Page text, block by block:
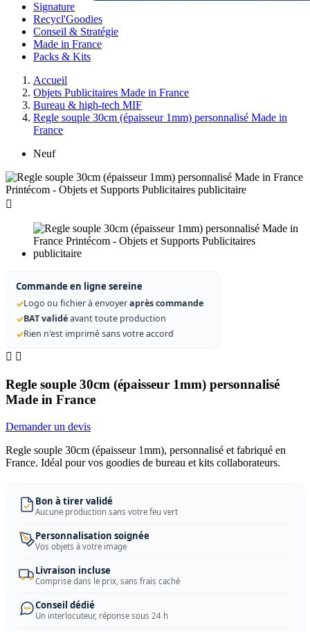
Signature
Recycl'Goodies
Conseil & Stratégie
Made in France
Packs & Kits
Accueil
Objets Publicitaires Made in France
Bureau & high-tech MIF
Regle souple 30cm (épaisseur 1mm) personnalisé Made in
France
Neuf

Commande en ligne sereine
✓Logo ou fichier à envoyeraprès commande
✓BAT validéavant toute production
✓Rien n'est imprimé sans votre accord
 
Regle souple 30cm (épaisseur 1mm) personnalisé
Made in France
Demander un devis
Regle souple 30cm (épaisseur 1mm), personnalisé et fabriqué en
France. Idéal pour vos goodies de bureau et kits collaborateurs.
Bon à tirer validé
Aucune production sans votre feu vert
Personnalisation soignée
Vos objets à votre image
Livraison incluse
Comprise dans le prix, sans frais caché
Conseil dédié
Un interlocuteur, réponse sous 24 h